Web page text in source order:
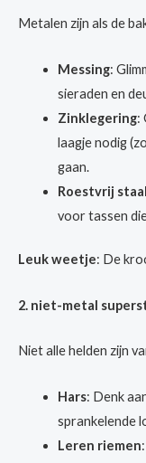
Metalen zijn als de
Messing:
sieraden en
Zinklegering:
laagje nodig
gaan.
Roestvrij staal
voor tassen
Leuk weetje: De
2. niet-metal
Niet alle helden zijn
Hars: Denk
sprankelende
Leren riemen